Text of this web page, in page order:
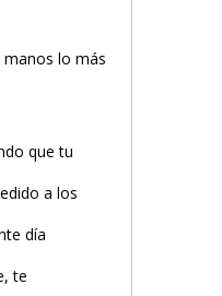
lo más
que tu
a los
día
te